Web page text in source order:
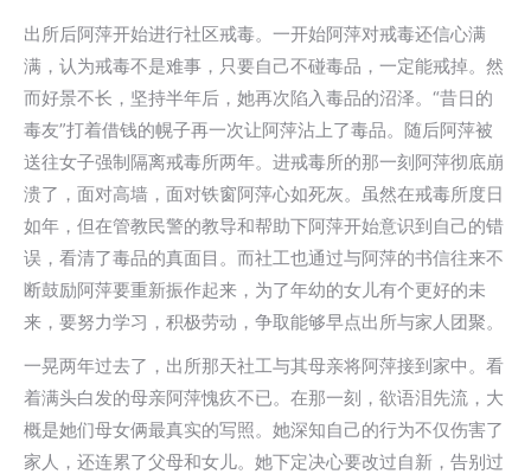
出所后阿萍开始进行社区戒毒。一开始阿萍对戒毒还信心满
满，认为戒毒不是难事，只要自己不碰毒品，一定能戒掉。然
而好景不长，坚持半年后，她再次陷入毒品的沼泽。“昔日的
毒友”打着借钱的幌子再一次让阿萍沾上了毒品。随后阿萍被
送往女子强制隔离戒毒所两年。进戒毒所的那一刻阿萍彻底崩
溃了，面对高墙，面对铁窗阿萍心如死灰。虽然在戒毒所度日
如年，但在管教民警的教导和帮助下阿萍开始意识到自己的错
误，看清了毒品的真面目。而社工也通过与阿萍的书信往来不
断鼓励阿萍要重新振作起来，为了年幼的女儿有个更好的未
来，要努力学习，积极劳动，争取能够早点出所与家人团聚。
一晃两年过去了，出所那天社工与其母亲将阿萍接到家中。看
着满头白发的母亲阿萍愧疚不已。在那一刻，欲语泪先流，大
概是她们母女俩最真实的写照。她深知自己的行为不仅伤害了
家人，还连累了父母和女儿。她下定决心要改过自新，告别过